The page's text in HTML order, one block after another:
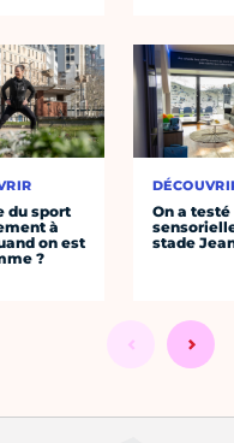
du sport
à
on est
?
On a
stade